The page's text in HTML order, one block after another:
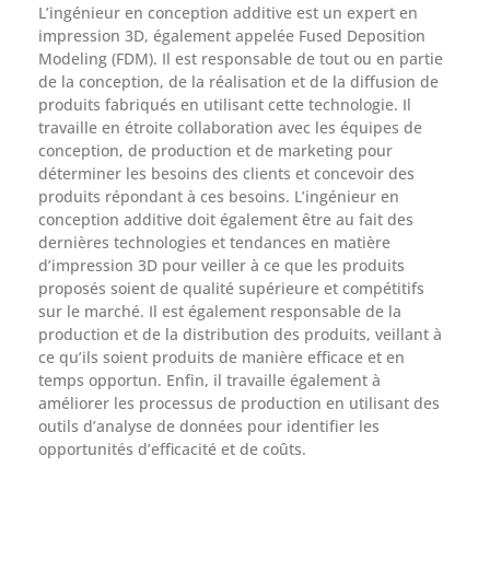
L’ingénieur en conception additive est un expert en
impression 3D, également appelée Fused Deposition
Modeling (FDM). Il est responsable de tout ou en partie
de la conception, de la réalisation et de la diffusion de
produits fabriqués en utilisant cette technologie. Il
travaille en étroite collaboration avec les équipes de
conception, de production et de marketing pour
déterminer les besoins des clients et concevoir des
produits répondant à ces besoins. L’ingénieur en
conception additive doit également être au fait des
dernières technologies et tendances en matière
d’impression 3D pour veiller à ce que les produits
proposés soient de qualité supérieure et compétitifs
sur le marché. Il est également responsable de la
production et de la distribution des produits, veillant à
ce qu’ils soient produits de manière efficace et en
temps opportun. Enfin, il travaille également à
améliorer les processus de production en utilisant des
outils d’analyse de données pour identifier les
opportunités d’efficacité et de coûts.